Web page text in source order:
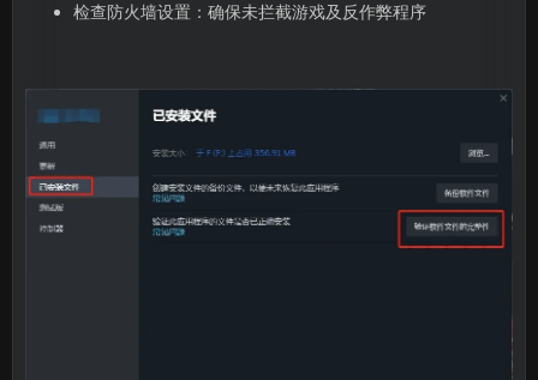
检查防火墙设置：确保未拦截游戏及反作弊程序